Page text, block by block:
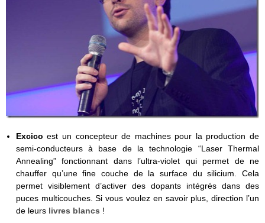
Excicoest un concepteur de machines pour la production de
semi-conducteurs à base de la technologie “Laser Thermal
Annealing” fonctionnant dans l’ultra-violet qui permet de ne
chauffer qu’une fine couche de la surface du silicium. Cela
permet visiblement d’activer des dopants intégrés dans des
puces multicouches. Si vous voulez en savoir plus, direction l’un
de leurs livres blancs !